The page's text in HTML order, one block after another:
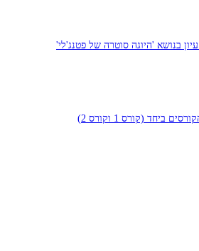
בנושא 'היוגה סוטרה של פטנג'לי'
ביחד (קורס 1 וקורס 2)